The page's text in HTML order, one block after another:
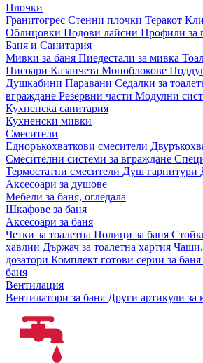
Плочки
Гранитогрес Стенни плочки Теракот
Облицовки Подови лайсни Профили за
Баня и Санитария
Мивки за баня Пиедестали за мивка
Писоари Казанчета Моноблокове
Душкабини Паравани Седалки за
вграждане Резервни части Модулни
Кухненска санитария
Кухненски мивки
Смесители
Едноръкохваткови смесители
Смесителни системи за вграждане
Термостатни смесители Душ гарнитури
Аксесоари за душове
Мебели за баня, огледала
Шкафове за баня
Аксесоари за баня
Четки за тоалетна Полици за баня
хавлии Държач за тоалетна хартия
дозатори Комплект готови серии за баня
баня
Вентилация
Вентилатори за баня Други артикули за